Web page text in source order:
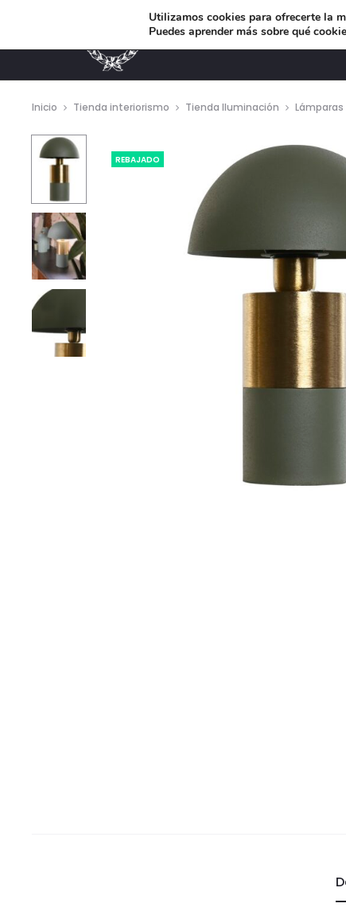
MUEBLES DE
Inicio Tienda interiorismo Tienda Iluminación
REBAJADO
Utilizamos cookies para ofrecerte la
Puedes aprender más sobre qué